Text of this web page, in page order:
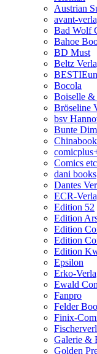
Austrian
avant-
Bad Wolf
Bahoe
BD Must
Beltz
Bocola
Boiselle
Bröseline
bsv
Bunte
Comics
dani books
Dantes
ECR-
Edition 52
Edition
Edition
Edition
Edition
Epsilon
Erko-
Ewald
Fanpro
Felder
Finix-
Galerie &
Golden